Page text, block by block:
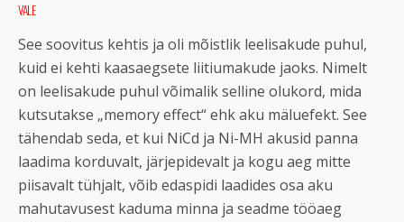
VALE
See soovitus kehtis ja oli mõistlik leelisakude puhul,
kuid ei kehti kaasaegsete liitiumakude jaoks. Nimelt
on leelisakude puhul võimalik selline olukord, mida
kutsutakse „memory effect“ ehk aku mäluefekt. See
tähendab seda, et kui NiCd ja Ni-MH akusid panna
laadima korduvalt, järjepidevalt ja kogu aeg mitte
piisavalt tühjalt, võib edaspidi laadides osa aku
mahutavusest kaduma minna ja seadme tööaeg